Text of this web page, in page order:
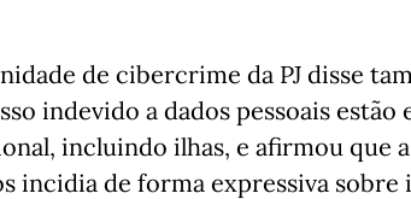
de cibercrime da PJ disse
indevido a dados pessoais estão
incluindo ilhas, e afirmou que
incidia de forma expressiva sobre